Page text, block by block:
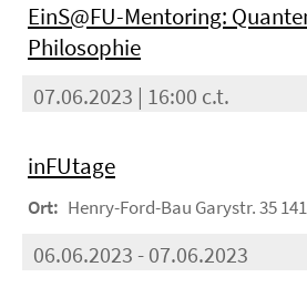
EinS@FU-Mentoring:
Philosophie
07.06.2023 | 16:00 c.t.
inFUtage
Ort: Henry-Ford-Bau Garystr. 35
06.06.2023 - 07.06.2023